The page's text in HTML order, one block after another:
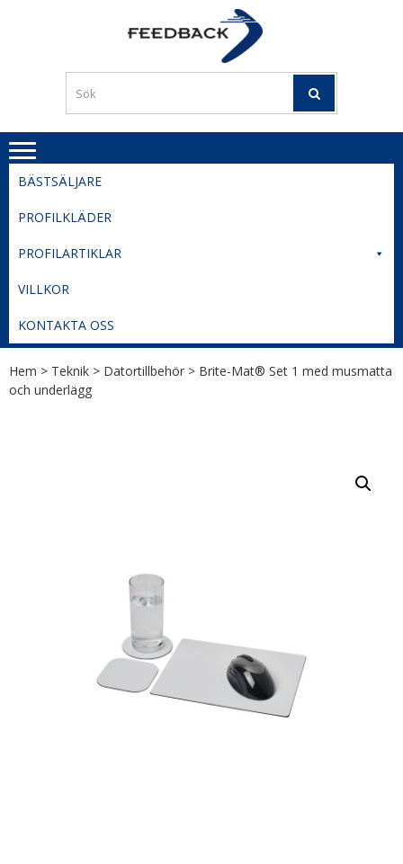
TIL
BESTE
PRISER
BÄSTSÄLJARE
PROFILKLÄDER
PROFILARTIKLAR
VILLKOR
KONTAKTA OSS
Hem > Teknik > Datortillbehör > Brite-Mat® Set 1 med musmatta
och underlägg